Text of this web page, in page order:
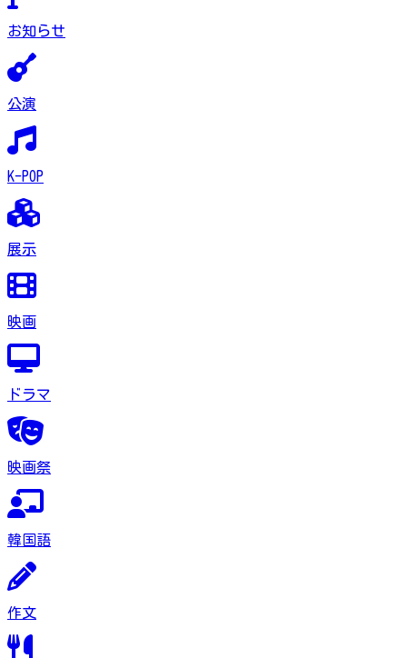
お知らせ
公演
K-POP
展示
映画
ドラマ
映画祭
韓国語
作文